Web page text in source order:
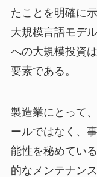
たことを明確に
大規模言語モデ
への大規模投資
要素である。
製造業にとって
ールではなく、
能性を秘めてい
的なメンテナン